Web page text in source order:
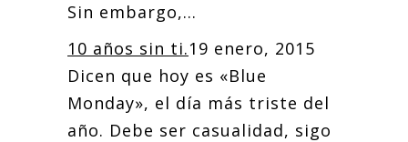
Sin embargo,...
10 años sin ti.19 enero, 2015
Dicen que hoy es «Blue
Monday», el día más triste del
año. Debe ser casualidad, sigo